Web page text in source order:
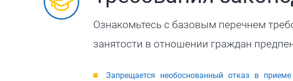
Ознакомьтесь с базовым перечнем
занятости в отношении граждан
Запрещается необоснованный отказ в